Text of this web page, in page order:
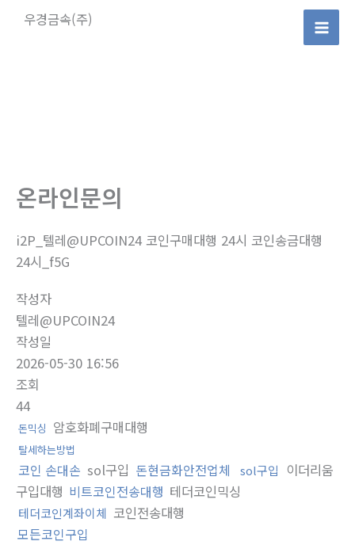
우경금속(주)
Main
온라인문의
i2P_텔레@UPCOIN24 코인구매대행 24시 코인송금대행
24시_f5G
작성자
텔레@UPCOIN24
작성일
2026-05-30 16:56
조회
44
돈믹싱 암호화폐구매대행
탈세하는방법
코인 손대손 sol구입 돈현금화안전업체 sol구입
이더리움
구입대행 비트코인전송대행 테더코인믹싱
테더코인계좌이체 코인전송대행
모든코인구입